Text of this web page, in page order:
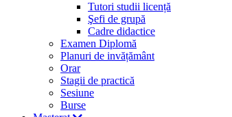
Tutori studii licență
Şefi de grupă
Cadre didactice
Examen Diplomă
Planuri de invățământ
Orar
Stagii de practică
Sesiune
Burse